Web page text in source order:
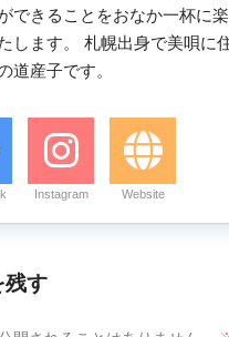
できることをおなか一杯に楽
します。 札幌出身で美唄に
道産子です。
Instagram Website
残す